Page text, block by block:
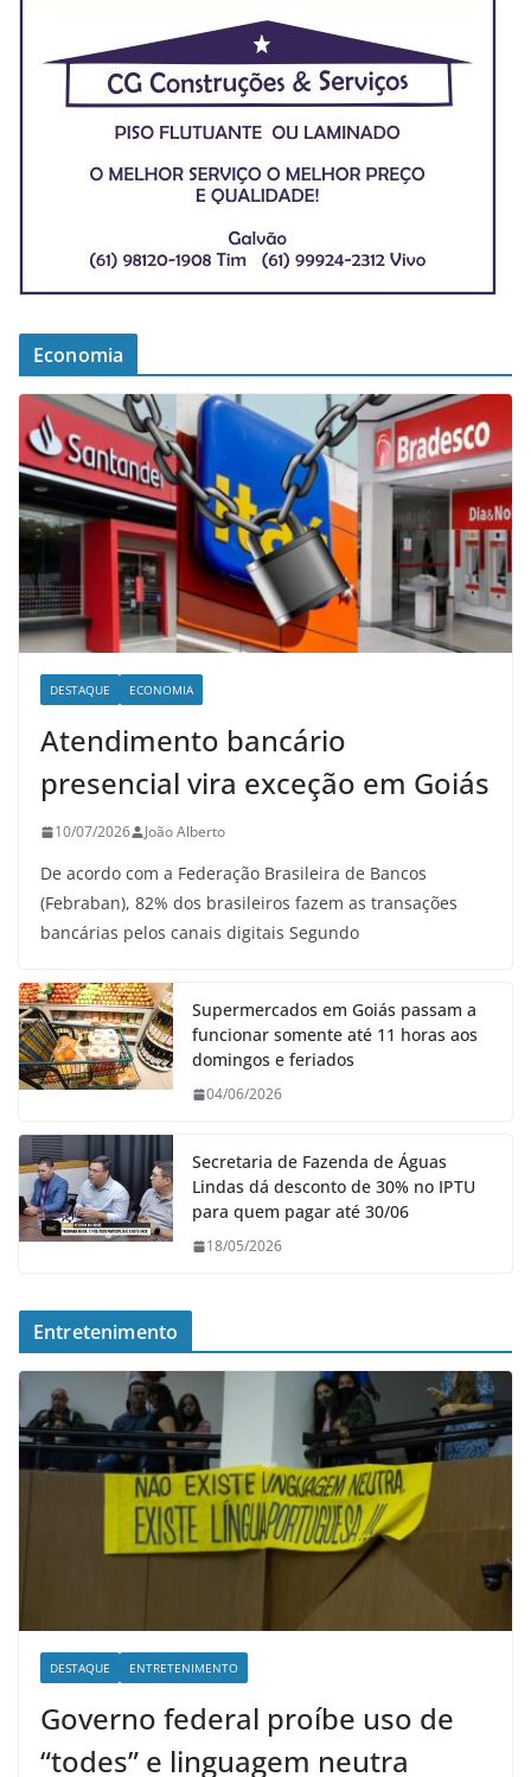
Economia
DESTAQUE ECONOMIA
Atendimento bancário
presencial vira exceção em Goiás
10/07/2026 João Alberto
De acordo com a Federação Brasileira de Bancos
(Febraban), 82% dos brasileiros fazem as transações
bancárias pelos canais digitais Segundo
Supermercados em Goiás passam a
funcionar somente até 11 horas aos
domingos e feriados
04/06/2026
Secretaria de Fazenda de Águas
Lindas dá desconto de 30% no IPTU
para quem pagar até 30/06
18/05/2026
Entretenimento
DESTAQUE ENTRETENIMENTO
Governo federal proíbe uso de
“todes” e linguagem neutra